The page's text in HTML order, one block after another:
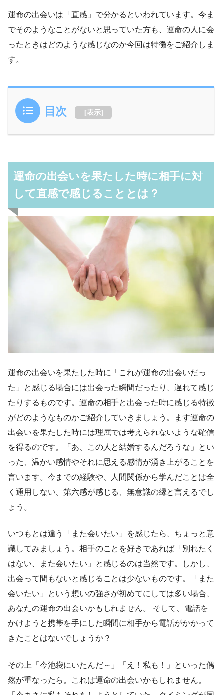
運命の出会いは「直感」で分かるといわれています。今ま
でそのようなことがないと思っていた方も、運命の人に会
ったときはどのような感じなのか今回は特徴をご紹介しま
す。
目次 [表示]
運命の出会いを果たした時に相手に対
して直感で感じることとは？
運命の出会いを果たした時に「これが運命の出会いだっ
た」と感じる場合には出会った瞬間だったり、遅れて感じ
たりするものです。運命の相手と出会った時に感じる特徴
がどのようなものかご紹介していきましょう。ます運命の
出会いを果たした時には理屈では考えられないような確信
を得るのです。「あ、この人と結婚するんだろうな」とい
った、温かい感情やそれに思える感情が湧き上がることを
言います。今までの経験や、人間関係から学んだことは全
く通用しない、第六感が感じる、無意識の縁と言えるでし
ょう。
いつもとは違う「また会いたい」を感じたら、ちょっと意
識してみましょう。相手のことを好きであれば「別れたく
はない、また会いたい」と感じるのは当然です。しかし、
出会って間もないと感じることは少ないものです。「また
会いたい」という想いの強さが初めてにしては多い場合、
あなたの運命の出会いかもしれません。 そして、電話を
かけようと携帯を手にした瞬間に相手から電話がかかって
きたことはないでしょうか？
その上「今池袋にいたんだ～」「え！私も！」といった偶
然が重なったら。これは運命の出会いかもしれません。